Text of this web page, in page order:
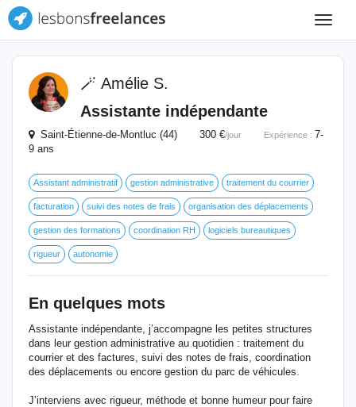
Toggle
🪄 Amélie S.
Assistante indépendante
Saint-Étienne-de-Montluc (44) 300 €/jour Expérience : 7-
9 ans
Assistant administratif gestion administrative traitement du courrier
facturation suivi des notes de frais organisation des déplacements
gestion des formations coordination RH logiciels bureautiques
rigueur autonomie
En quelques mots
Assistante indépendante, j’accompagne les petites structures
dans leur gestion administrative au quotidien : traitement du
courrier et des factures, suivi des notes de frais, coordination
des déplacements ou encore gestion du parc de véhicules.
J’interviens avec rigueur, méthode et bonne humeur pour faire